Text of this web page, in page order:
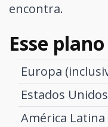
encontra.
Esse
Europa
Estados
América Latina